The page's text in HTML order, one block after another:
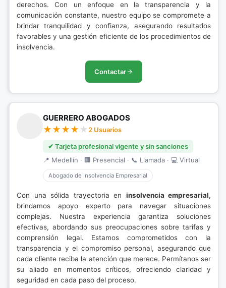
derechos. Con un enfoque en la transparencia y la
comunicación constante, nuestro equipo se compromete a
brindar tranquilidad y confianza, asegurando resultados
favorables y una gestión eficiente de los procedimientos de
insolvencia.
Contactar
GUERRERO ABOGADOS
2 Usuarios
✔ Tarjeta profesional vigente y sin sanciones
📍 Medellín · 🏢 Presencial · 📞 Llamada · 💻 Virtual
Abogado de Insolvencia Empresarial
Con una sólida trayectoria en insolvencia empresarial,
brindamos apoyo experto para navegar situaciones
complejas. Nuestra experiencia garantiza soluciones
efectivas, abordando sus preocupaciones sobre tarifas y
comprensión legal. Estamos comprometidos con la
transparencia y el compromiso personal, asegurando que
cada cliente reciba la atención que merece. Permítanos ser
su aliado en momentos críticos, ofreciendo claridad y
seguridad en cada paso del proceso.